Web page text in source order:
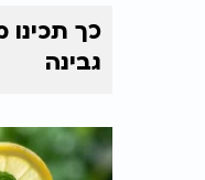
כך
גבינה